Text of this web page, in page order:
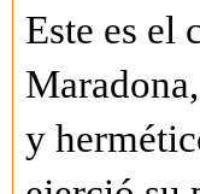
Este es el
y